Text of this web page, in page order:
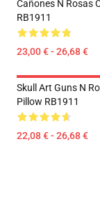
Cañones N Rosas
RB1911
23,00 € - 26,68 €
Skull Art Guns N
Pillow RB1911
22,08 € - 26,68 €